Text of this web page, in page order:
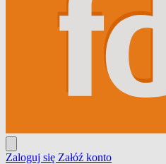
Zaloguj się Załóź konto